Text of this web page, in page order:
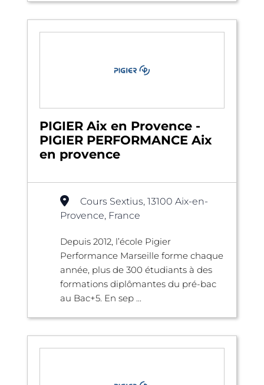
PIGIER Aix en Provence -
PIGIER PERFORMANCE Aix
en provence
Cours Sextius, 13100 Aix-en-
Provence, France
Depuis 2012, l’école Pigier
Performance Marseille forme chaque
année, plus de 300 étudiants à des
formations diplômantes du pré-bac
au Bac+5. En sep ...